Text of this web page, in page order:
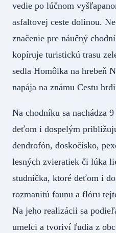
vedie po lúčnom
asfaltovej ceste dolinou.
značenie pre náučný
kopíruje turistickú trasu
sedla Homôlka na hrebeň
napája na známu Cestu
Na chodníku sa nachádza
deťom i dospelým
dendrofón, doskočisko,
lesných zvieratiek či lúka
studnička, ktoré deťom i
rozmanitú faunu a flóru
Na jeho realizácii sa
umelci a tvoriví ľudia z